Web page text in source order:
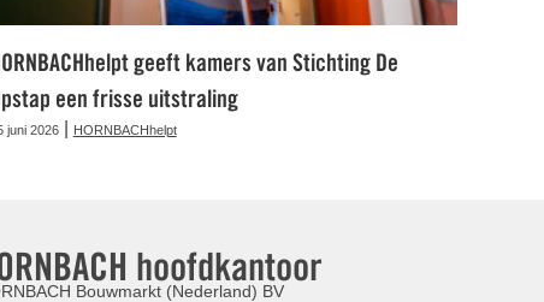
geeft kamers van Stichting De
een frisse uitstraling
juni 2026| HORNBACHhelpt
hoofdkantoor
Bouwmarkt (Nederland) BV